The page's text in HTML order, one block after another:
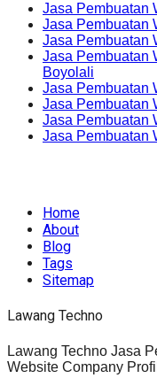
Jasa Pembuatan
Jasa Pembuatan
Jasa Pembuatan
Jasa Pembuatan
Boyolali
Jasa Pembuatan
Jasa Pembuatan
Jasa Pembuatan
Jasa Pembuatan
Home
About
Blog
Tags
Sitemap
Lawang Techno
Lawang Techno Jasa
Website Company